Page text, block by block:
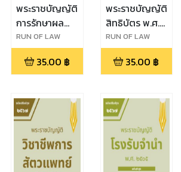
พระราชบัญญัติ
การรักษาผล
ประโยชน์ของ
ชาติทางทะเล
พ.ศ. ๒๕๖๒
RUN OF LAW
35.00 ฿
พระราชบัญญัติ
สิทธิบัตร พ.ศ.
๒๕๒๒
RUN OF LAW
35.00 ฿